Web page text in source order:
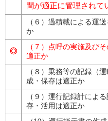
間が適正に管理されて
（６）過積載による運
か
◎
（７）点呼の実施及び
適正か
（８）乗務等の記録（
成・保存は適正か
（９）運行記録計によ
存・活用は適正か